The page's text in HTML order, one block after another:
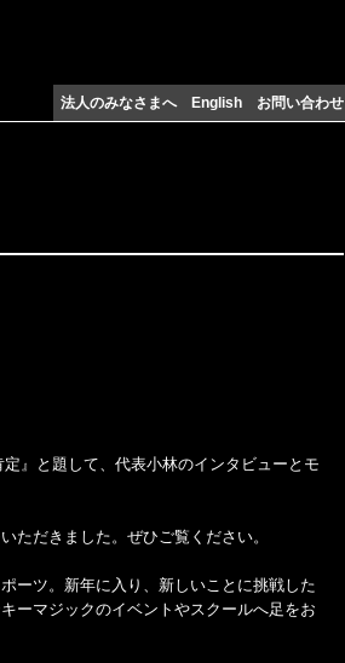
法人のみなさまへ English お問い合わせ
』と題して、代表小林のインタビューとモ
ただきました。ぜひご覧ください。
ーツ。新年に入り、新しいことに挑戦した
ーマジックのイベントやスクールへ足をお